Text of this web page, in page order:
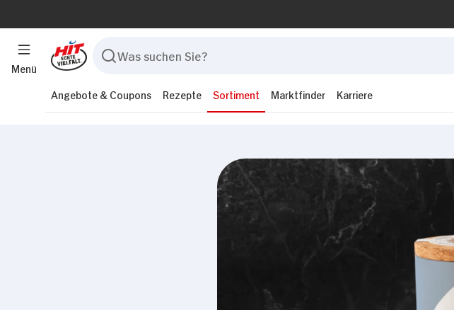
Menü
Angebote & Coupons Rezepte Sortiment Marktfinder Karriere